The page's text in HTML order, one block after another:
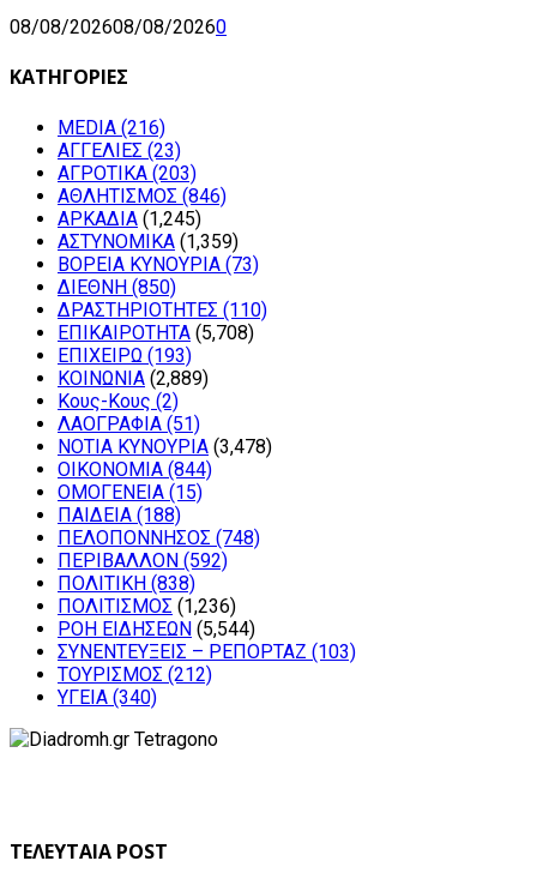
08/08/202608/08/20260
ΚΑΤΗΓΟΡΙΕΣ
MEDIA (216)
ΑΓΓΕΛΙΕΣ (23)
ΑΓΡΟΤΙΚΑ (203)
ΑΘΛΗΤΙΣΜΟΣ (846)
ΑΡΚΑΔΙΑ (1,245)
ΑΣΤΥΝΟΜΙΚΑ (1,359)
ΒΟΡΕΙΑ ΚΥΝΟΥΡΙΑ (73)
ΔΙΕΘΝΗ (850)
ΔΡΑΣΤΗΡΙΟΤΗΤΕΣ (110)
ΕΠΙΚΑΙΡΟΤΗΤΑ (5,708)
ΕΠΙΧΕΙΡΩ (193)
ΚΟΙΝΩΝΙΑ (2,889)
Κους-Κους (2)
ΛΑΟΓΡΑΦΙΑ (51)
ΝΟΤΙΑ ΚΥΝΟΥΡΙΑ (3,478)
ΟΙΚΟΝΟΜΙΑ (844)
ΟΜΟΓΕΝΕΙΑ (15)
ΠΑΙΔΕΙΑ (188)
ΠΕΛΟΠΟΝΝΗΣΟΣ (748)
ΠΕΡΙΒΑΛΛΟΝ (592)
ΠΟΛΙΤΙΚΗ (838)
ΠΟΛΙΤΙΣΜΟΣ (1,236)
ΡΟΗ ΕΙΔΗΣΕΩΝ (5,544)
ΣΥΝΕΝΤΕΥΞΕΙΣ – ΡΕΠΟΡΤΑΖ (103)
ΤΟΥΡΙΣΜΟΣ (212)
ΥΓΕΙΑ (340)
ΤΕΛΕΥΤΑΙΑ POST